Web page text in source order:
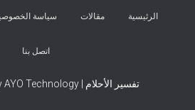
الرئيسية مقالات سياسة
اتصل بنا
تفسير الأحلام | Made with ❤️ by AYO Technology